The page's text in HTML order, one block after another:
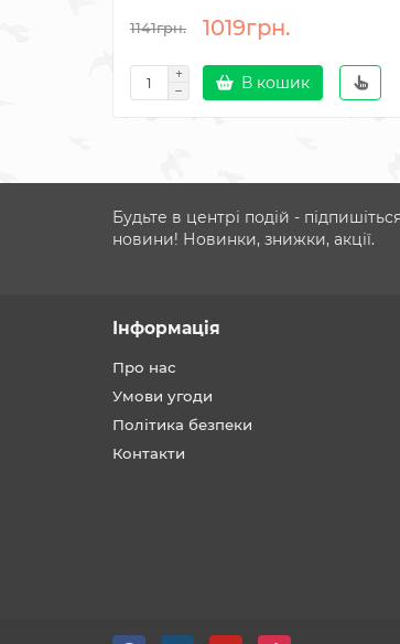
1141грн. 1019грн.
В кошик
Будьте в центрі подій -
новини! Новинки, знижки, акції.
Інформація
Про нас
Умови угоди
Політика безпеки
Контакти